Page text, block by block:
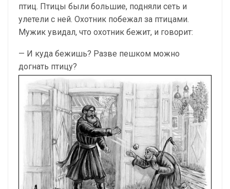
птиц. Птицы были большие, подняли сеть и
улетели с ней. Охотник побежал за птицами.
Мужик увидал, что охотник бежит, и говорит:
— И куда бежишь? Разве пешком можно
догнать птицу?